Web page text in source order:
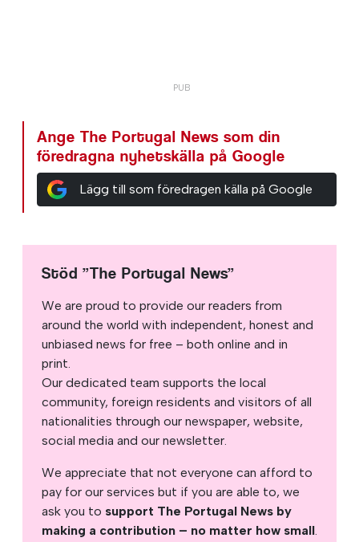
Ange The Portugal News som din
föredragna nyhetskälla på Google
Lägg till som föredragen källa på Google
Stöd ”The Portugal News”
We are proud to provide our readers from
around the world with independent, honest and
unbiased news for free – both online and in
print.
Our dedicated team supports the local
community, foreign residents and visitors of all
nationalities through our newspaper, website,
social media and our newsletter.
We appreciate that not everyone can afford to
pay for our services but if you are able to, we
ask you to support The Portugal News by
making a contribution – no matter how small.